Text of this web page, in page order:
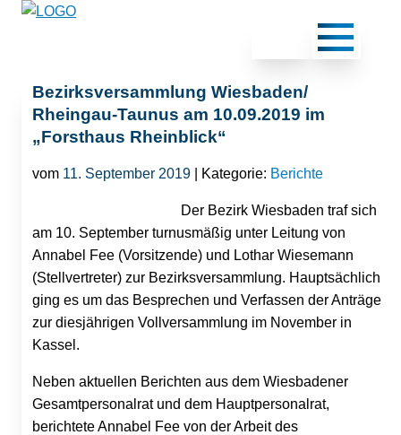
Bezirksversammlung Wiesbaden/
Rheingau-Taunus am 10.09.2019 im
„Forsthaus Rheinblick“
vom 11. September 2019 | Kategorie: Berichte
Der Bezirk Wiesbaden traf sich
am 10. September turnusmäßig unter Leitung von
Annabel Fee (Vorsitzende) und Lothar Wiesemann
(Stellvertreter) zur Bezirksversammlung. Hauptsächlich
ging es um das Besprechen und Verfassen der Anträge
zur diesjährigen Vollversammlung im November in
Kassel.
Neben aktuellen Berichten aus dem Wiesbadener
Gesamtpersonalrat und dem Hauptpersonalrat,
berichtete Annabel Fee von der Arbeit des